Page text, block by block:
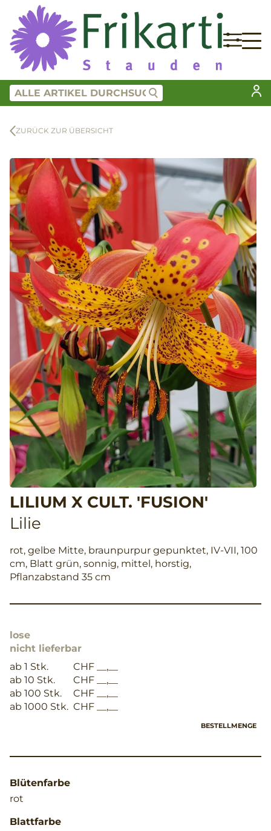
ZURÜCK ZUR ÜBERSICHT
LILIUM X CULT. 'FUSION'
Lilie
rot, gelbe Mitte, braunpurpur gepunktet, IV-VII, 100
cm, Blatt grün, sonnig, mittel, horstig,
Pflanzabstand 35 cm
lose
nicht lieferbar
ab 1 Stk.
CHF __,__
ab 10 Stk.
CHF __,__
ab 100 Stk.
CHF __,__
ab 1000 Stk. CHF __,__
BESTELLMENGE
Blütenfarbe
rot
Blattfarbe